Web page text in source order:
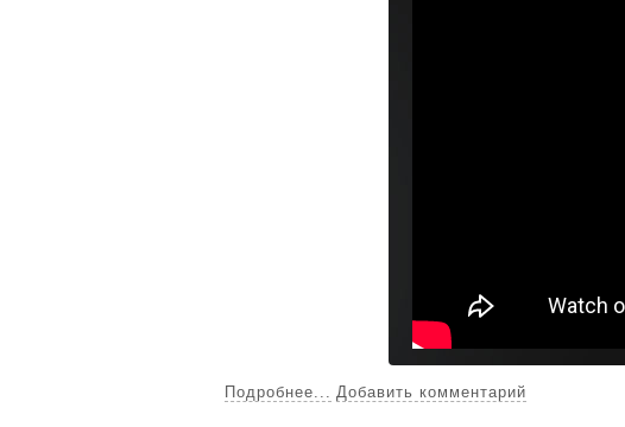
Подробнее... Добавить комментарий